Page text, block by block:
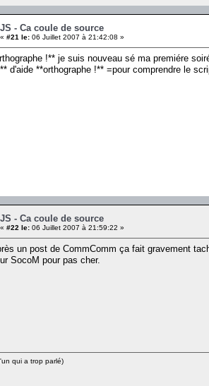
JS - Ca coule de source
« #21 le: 06 Juillet 2007 à 21:42:08 »
!** je suis nouveau sé ma premiére
d'aide **orthographe !** =pour comprendre le
JS - Ca coule de source
« #22 le: 06 Juillet 2007 à 21:59:22 »
un post de CommComm ça fait gravement
SocoM pour pas cher.
qui a trop parlé)